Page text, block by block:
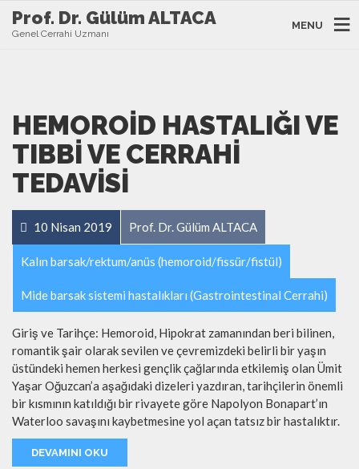
Prof. Dr. Gülüm ALTACA
Genel Cerrahi Uzmanı
MENU
HEMOROID HASTALIĞI VE
TIBBI VE CERRAHI
TEDAVISI
10 Nisan 2019 Prof. Dr. Gülüm ALTACA
Kalın barsak/rektum/anüs (hemoroid/fissür/fistül)
Mide barsak sistemi hastalıkları (Gastrointestinal Cerrahi)
Giriş ve Tarihçe: Hemoroid, Hipokrat zamanından beri bilinen,
romantik şair olarak sevilen ve çevremizdeki belirli bir yaşın
üstündeki hemen herkesi gençlik çağlarında etkilemiş olan Ümit
Yaşar Oğuzcan’a aşağıdaki dizeleri yazdıran, tarihçilerin önemli
bir kısmının katıldığı bir rivayete göre Napolyon Bonapart’ın
Waterloo savaşını kaybetmesine yol açan tatsız bir hastalıktır.
DEVAMINI OKU